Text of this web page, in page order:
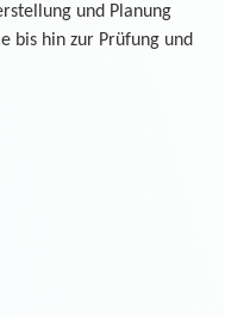
und Planung
bis hin zur Prüfung und